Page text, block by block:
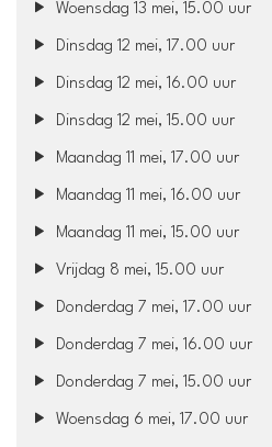
Woensdag 13 mei, 15.00 uur
Dinsdag 12 mei, 17.00 uur
Dinsdag 12 mei, 16.00 uur
Dinsdag 12 mei, 15.00 uur
Maandag 11 mei, 17.00 uur
Maandag 11 mei, 16.00 uur
Maandag 11 mei, 15.00 uur
Vrijdag 8 mei, 15.00 uur
Donderdag 7 mei, 17.00 uur
Donderdag 7 mei, 16.00 uur
Donderdag 7 mei, 15.00 uur
Woensdag 6 mei, 17.00 uur